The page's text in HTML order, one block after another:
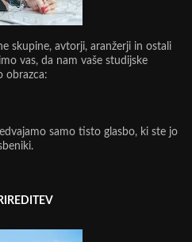
skupine, avtorji, aranžerji in ostali
vas, da nam vaše studijske
obrazca:
samo tisto glasbo, ki ste jo